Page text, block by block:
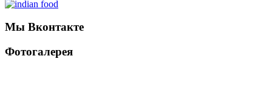
Мы Вконтакте
Фотогалерея